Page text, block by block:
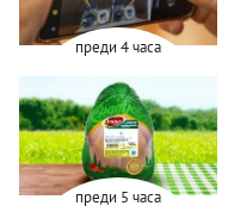
преди 4 часа
преди 5 часа